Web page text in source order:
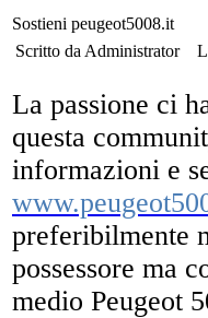
Sostieni peugeot5008.it
Scritto da Administrator
La passione ci
questa
informazioni e
preferibilmente
possessore ma
medio Peugeot